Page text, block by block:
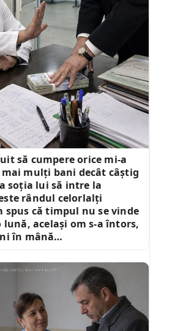
să cumpere orice mi-a
mulți bani decât câștig
soția lui să intre la
rândul celorlalți
spus că timpul nu se vinde
același om s-a întors,
în mână…